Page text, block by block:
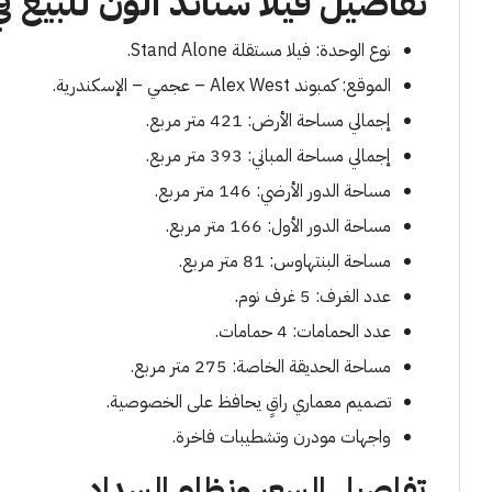
نوع الوحدة: فيلا مستقلة Stand Alone.
الموقع: كمبوند Alex West – عجمي – الإسكندرية.
إجمالي مساحة الأرض: 421 متر مربع.
إجمالي مساحة المباني: 393 متر مربع.
مساحة الدور الأرضي: 146 متر مربع.
مساحة الدور الأول: 166 متر مربع.
مساحة البنتهاوس: 81 متر مربع.
عدد الغرف: 5 غرف نوم.
عدد الحمامات: 4 حمامات.
مساحة الحديقة الخاصة: 275 متر مربع.
تصميم معماري راقٍ يحافظ على الخصوصية.
واجهات مودرن وتشطيبات فاخرة.